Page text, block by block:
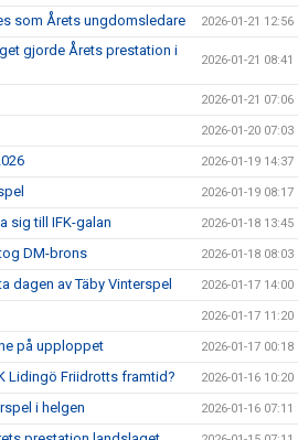
som Årets ungdomsledare 2026-01-21 12:56
gjorde Årets prestation i
2026-01-21 08:41
2026-01-21 07:06
2026-01-20 07:03
2026-01-19 14:37
2026-01-19 08:17
sig till IFK-galan 2026-01-18 13:45
DM-brons 2026-01-18 08:03
dagen av Täby Vinterspel 2026-01-17 14:00
2026-01-17 11:20
på upploppet 2026-01-17 00:18
Lidingö Friidrotts framtid? 2026-01-16 10:20
i helgen 2026-01-16 07:11